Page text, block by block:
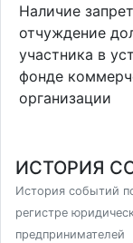
Наличие
отчуждение
участника в
фонде
организации
ИСТОРИЯ
История событий
регистре
предпринимателей